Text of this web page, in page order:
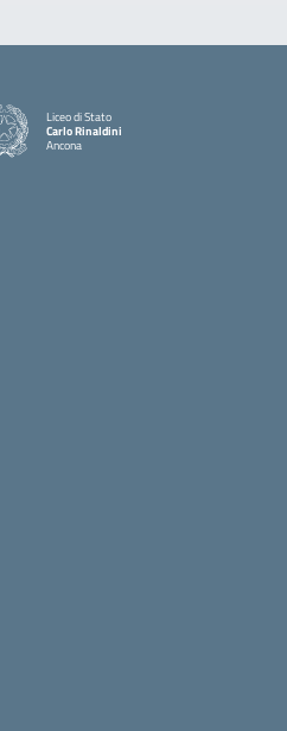
Liceo di Stato
Carlo Rinaldini
Ancona